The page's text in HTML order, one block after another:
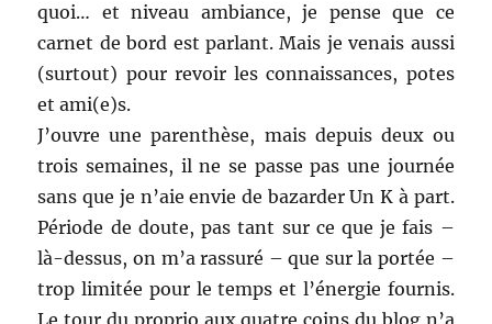
quoi… et niveau ambiance, je pense que ce
carnet de bord est parlant. Mais je venais aussi
(surtout) pour revoir les connaissances, potes
et ami(e)s.
J’ouvre une parenthèse, mais depuis deux ou
trois semaines, il ne se passe pas une journée
sans que je n’aie envie de bazarder Un K à part.
Période de doute, pas tant sur ce que je fais –
là-dessus, on m’a rassuré – que sur la portée –
trop limitée pour le temps et l’énergie fournis.